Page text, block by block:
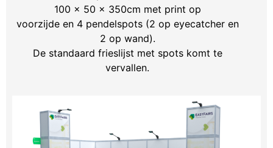
100 x 50 x 350cm met print op
voorzijde en 4 pendelspots (2 op eyecatcher en
2 op wand).
De standaard frieslijst met spots komt te
vervallen.